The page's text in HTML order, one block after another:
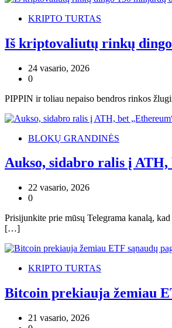
KRIPTO TURTAS
Iš kriptovaliutų rinkų dingo
24 vasario, 2026
0
PIPPIN ir toliau nepaiso bendros rinkos
BLOKŲ GRANDINĖS
Aukso, sidabro ralis į ATH,
22 vasario, 2026
0
Prisijunkite prie mūsų Telegrama kanalą,
[…]
KRIPTO TURTAS
Bitcoin prekiauja žemiau
21 vasario, 2026